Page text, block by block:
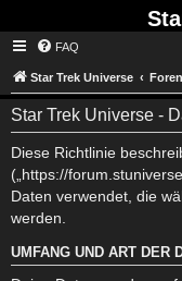
FAQ
Star Trek Universe
Star Trek Universe -
Diese Richtlinie
(„https://
Daten verwendet, die
werden.
UMFANG UND ART DER